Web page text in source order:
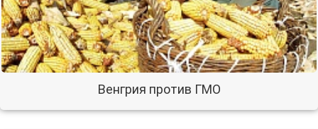
Венгрия против ГМО